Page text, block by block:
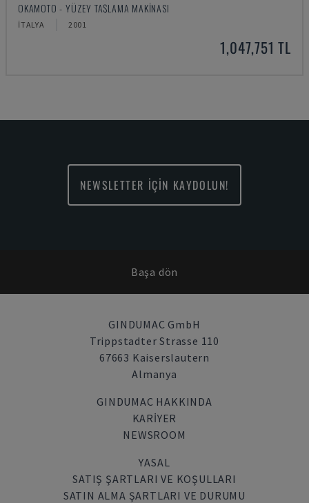
OKAMOTO - YÜZEY TAŞLAMA MAKINASI
İTALYA 2001
1,047,751 TL
NEWSLETTER İÇİN KAYDOLUN!
Başa dön
GINDUMAC GmbH
Trippstadter Strasse 110
67663 Kaiserslautern
Almanya
GINDUMAC HAKKINDA
KARIYER
NEWSROOM
YASAL
SATIŞ ŞARTLARI VE KOŞULLARI
SATIN ALMA ŞARTLARI VE DURUMU